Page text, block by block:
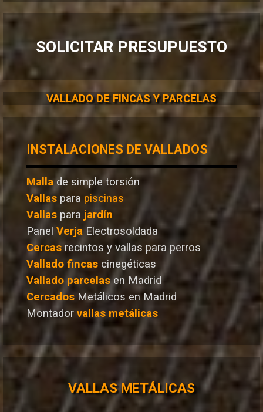
SOLICITAR PRESUPUESTO
VALLADO DE FINCAS Y PARCELAS
INSTALACIONES DE VALLADOS
Mallade simple torsión
Vallas para piscinas
Vallas para jardín
Panel Verja Electrosoldada
Cercas recintos y vallas para perros
Vallado fincas cinegéticas
Vallado parcelasen Madrid
Cercados Metálicos en Madrid
Montador vallas metálicas
VALLAS METÁLICAS